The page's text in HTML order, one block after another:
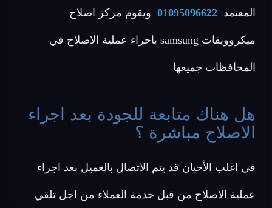
المعتمد 01095096622 ويقوم مركز اصلاح
ميكروويفات samsung باجراء عملية الاصلاح في
المحافظات جميعها
هل هناك متابعة للجودة بعد اجراء
الاصلاح مباشرة ؟
في اغلب الأحيان قد يتم الاتصال بالعميل بعد اجراء
عملية الاصلاح من قبل خدمة العملاء من اجل تلقي